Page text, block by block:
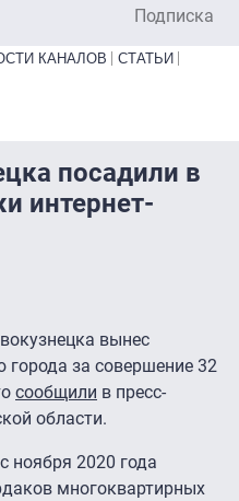
Подписка
КАНАЛОВ
СТАТЬИ
посадили в
интернет-
вынес
города за совершение 32
сообщили в пресс-
области.
ноября 2020 года
многоквартирных